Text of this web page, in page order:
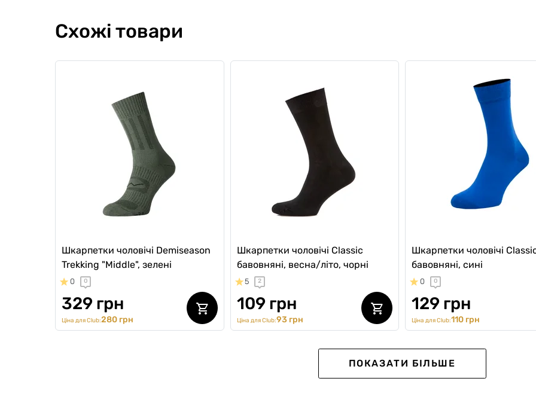
Схожі товари
Шкарпетки чоловічі Demiseason
Trekking "Middle", зелені
0 0
329 грн
Ціна для Club:280 грн
Шкарпетки чоловічі Classic
бавовняні, весна/літо, чорні
5 2
109 грн
Ціна для Club:93 грн
Шкарпетки чоловічі
бавовняні, сині
0 0
129 грн
Ціна для Club:110 грн
ПОКАЗАТИ БІЛЬШЕ